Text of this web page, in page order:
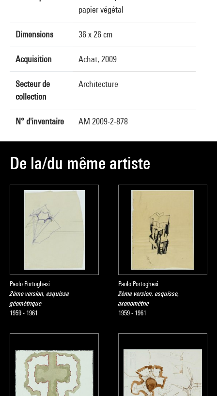
papier végétal
Dimensions 36 x 26 cm
Acquisition Achat, 2009
Secteur de
collection
Architecture
N° d'inventaire AM 2009-2-878
De la/du même artiste
Paolo Portoghesi
2ème version, esquisse
géométrique
1959 - 1961
Paolo Portoghesi
2ème version, esquisse,
axonométrie
1959 - 1961